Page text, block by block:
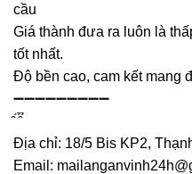
cầu
Giá thành đưa ra luôn là
tốt nhất.
Độ bền cao, cam kết mang
➖➖➖➖➖➖➖➖➖
̂ ́ ̂̉ ̉
Địa chỉ: 18/5 Bis KP2,
Email: